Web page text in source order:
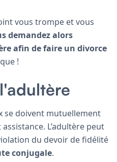
vous trompe et vous
demandez alors
afin de faire un divorce
!
se doivent mutuellement
L’adultère peut
du devoir de fidélité
conjugale.